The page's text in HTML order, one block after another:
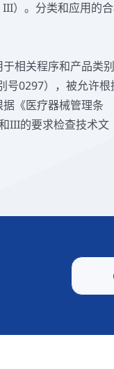
）。分类和应用的
相关程序和产品类别
号0297），被允许根
《医疗器械管理条
III的要求检查技术文